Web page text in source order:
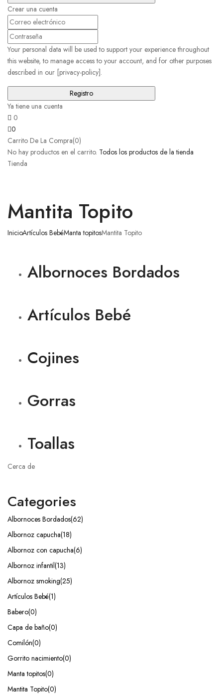
Crear una cuenta
Your personal data will be used to support your experience throughout
this website, to manage access to your account, and for other purposes
described in our [privacy-policy].
Ya tiene una cuenta
0
0
Carrito De La Compra(0)
No hay productos en el carrito. Todos los productos de la tienda
Tienda
Mantita Topito
InicioArtículos BebéManta topitosMantita Topito
Albornoces Bordados
Artículos Bebé
Cojines
Gorras
Toallas
Cerca de
Categories
Albornoces Bordados(62)
Albornoz capucha(18)
Albornoz con capucha(6)
Albornoz infantil(13)
Albornoz smoking(25)
Artículos Bebé(1)
Babero(0)
Capa de baño(0)
Comilón(0)
Gorrito nacimiento(0)
Manta topitos(0)
Mantita Topito(0)